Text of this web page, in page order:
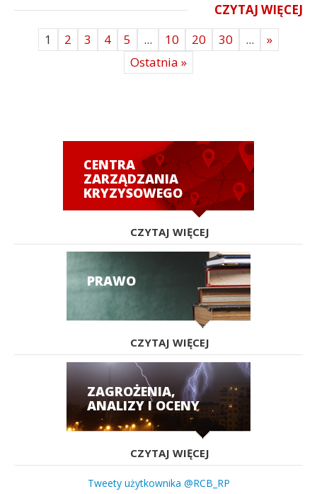
CZYTAJ WIĘCEJ
1
2 3 4 5 ... 10 20 30 ...
»
Ostatnia »
CENTRA
ZARZĄDZANIA
KRYZYSOWEGO
CZYTAJ WIĘCEJ
PRAWO
CZYTAJ WIĘCEJ
ZAGROŻENIA,
ANALIZY I OCENY
CZYTAJ WIĘCEJ
Tweety użytkownika @RCB_RP